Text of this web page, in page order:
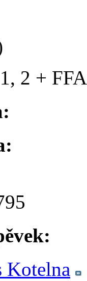
2 + FFA
Kotelna